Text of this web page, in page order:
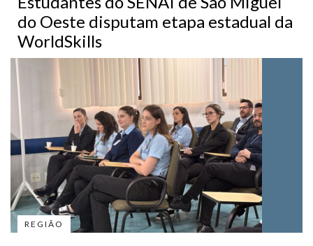
do Oeste disputam etapa estadual da
WorldSkills
REGIÃO